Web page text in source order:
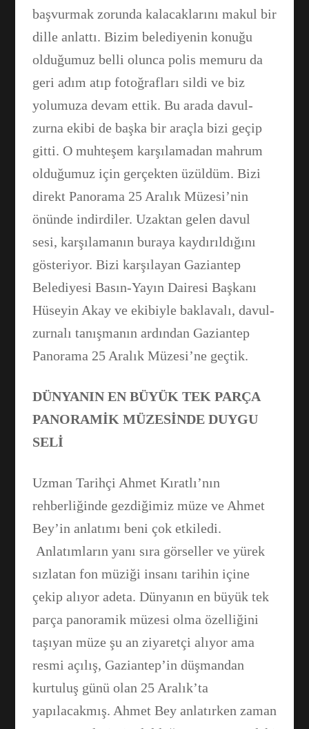
başvurmak zorunda kalacaklarını makul bir
dille anlattı. Bizim belediyenin konuğu
olduğumuz belli olunca polis memuru da
geri adım atıp fotoğrafları sildi ve biz
yolumuza devam ettik. Bu arada davul-
zurna ekibi de başka bir araçla bizi geçip
gitti. O muhteşem karşılamadan mahrum
olduğumuz için gerçekten üzüldüm. Bizi
direkt Panorama 25 Aralık Müzesi’nin
önünde indirdiler. Uzaktan gelen davul
sesi, karşılamanın buraya kaydırıldığını
gösteriyor. Bizi karşılayan Gaziantep
Belediyesi Basın-Yayın Dairesi Başkanı
Hüseyin Akay ve ekibiyle baklavalı, davul-
zurnalı tanışmanın ardından Gaziantep
Panorama 25 Aralık Müzesi’ne geçtik.
DÜNYANIN EN BÜYÜK TEK PARÇA
PANORAMİK MÜZESİNDE DUYGU
SELİ
Uzman Tarihçi Ahmet Kıratlı’nın
rehberliğinde gezdiğimiz müze ve Ahmet
Bey’in anlatımı beni çok etkiledi.
Anlatımların yanı sıra görseller ve yürek
sızlatan fon müziği insanı tarihin içine
çekip alıyor adeta. Dünyanın en büyük tek
parça panoramik müzesi olma özelliğini
taşıyan müze şu an ziyaretçi alıyor ama
resmi açılış, Gaziantep’in düşmandan
kurtuluş günü olan 25 Aralık’ta
yapılacakmış. Ahmet Bey anlatırken zaman